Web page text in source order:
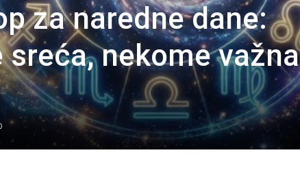
za naredne dane:
nekome važna